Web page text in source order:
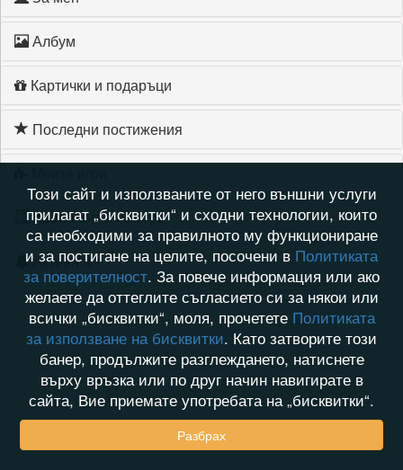
Албум
Картички и подаръци
Последни постижения
Хронология на игри
Активност
Този сайт и използваните от него външни услуги
прилагат „бисквитки“ и сходни технологии, които
са необходими за правилното му функциониране
и за постигане на целите, посочени в Политиката
за поверителност. За повече информация или ако
желаете да оттеглите съгласието си за някои или
всички „бисквитки“, моля, прочетете Политиката
за използване на бисквитки. Като затворите този
банер, продължите разглеждането, натиснете
върху връзка или по друг начин навигирате в
сайта, Вие приемате употребата на „бисквитки“.
Разбрах